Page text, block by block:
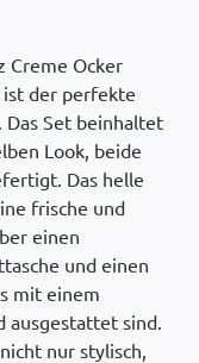
Creme Ocker
der perfekte
Das Set beinhaltet
Look, beide
Das helle
frische und
einen
und einen
mit einem
ausgestattet sind.
nur stylisch,